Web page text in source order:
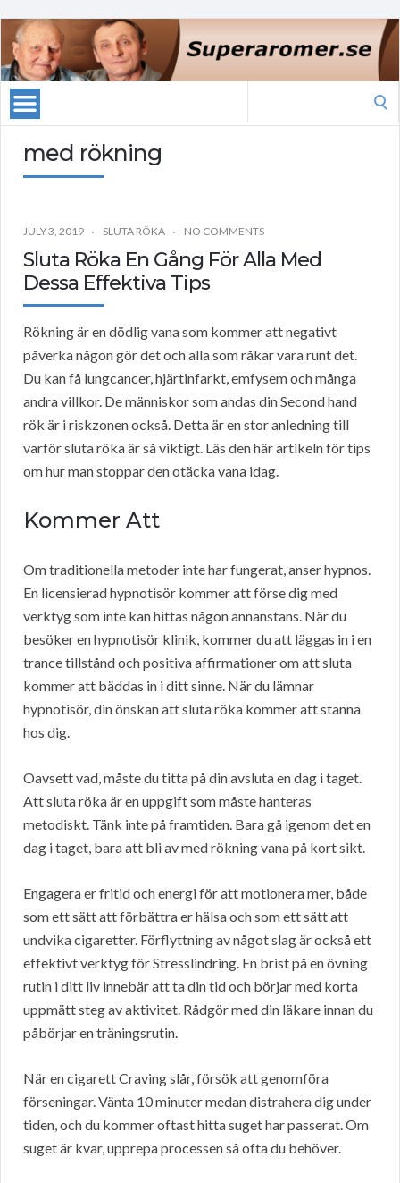
med rökning
JULY 3, 2019 SLUTA RÖKA NO COMMENTS
Sluta Röka En Gång För Alla Med
Dessa Effektiva Tips
Rökning är en dödlig vana som kommer att negativt
påverka någon gör det och alla som råkar vara runt det.
Du kan få lungcancer, hjärtinfarkt, emfysem och många
andra villkor. De människor som andas din Second hand
rök är i riskzonen också. Detta är en stor anledning till
varför sluta röka är så viktigt. Läs den här artikeln för tips
om hur man stoppar den otäcka vana idag.
Kommer Att
Om traditionella metoder inte har fungerat, anser hypnos.
En licensierad hypnotisör kommer att förse dig med
verktyg som inte kan hittas någon annanstans. När du
besöker en hypnotisör klinik, kommer du att läggas in i en
trance tillstånd och positiva affirmationer om att sluta
kommer att bäddas in i ditt sinne. När du lämnar
hypnotisör, din önskan att sluta röka kommer att stanna
hos dig.
Oavsett vad, måste du titta på din avsluta en dag i taget.
Att sluta röka är en uppgift som måste hanteras
metodiskt. Tänk inte på framtiden. Bara gå igenom det en
dag i taget, bara att bli av med rökning vana på kort sikt.
Engagera er fritid och energi för att motionera mer, både
som ett sätt att förbättra er hälsa och som ett sätt att
undvika cigaretter. Förflyttning av något slag är också ett
effektivt verktyg för Stresslindring. En brist på en övning
rutin i ditt liv innebär att ta din tid och börjar med korta
uppmätt steg av aktivitet. Rådgör med din läkare innan du
påbörjar en träningsrutin.
När en cigarett Craving slår, försök att genomföra
förseningar. Vänta 10 minuter medan distrahera dig under
tiden, och du kommer oftast hitta suget har passerat. Om
suget är kvar, upprepa processen så ofta du behöver.